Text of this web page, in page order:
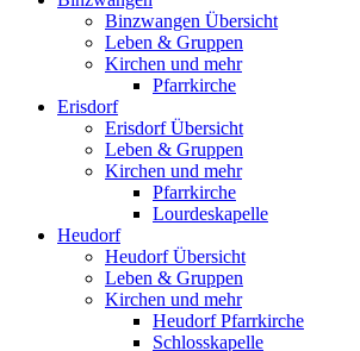
Binzwangen Übersicht
Leben & Gruppen
Kirchen und mehr
Pfarrkirche
Erisdorf
Erisdorf Übersicht
Leben & Gruppen
Kirchen und mehr
Pfarrkirche
Lourdeskapelle
Heudorf
Heudorf Übersicht
Leben & Gruppen
Kirchen und mehr
Heudorf Pfarrkirche
Schlosskapelle